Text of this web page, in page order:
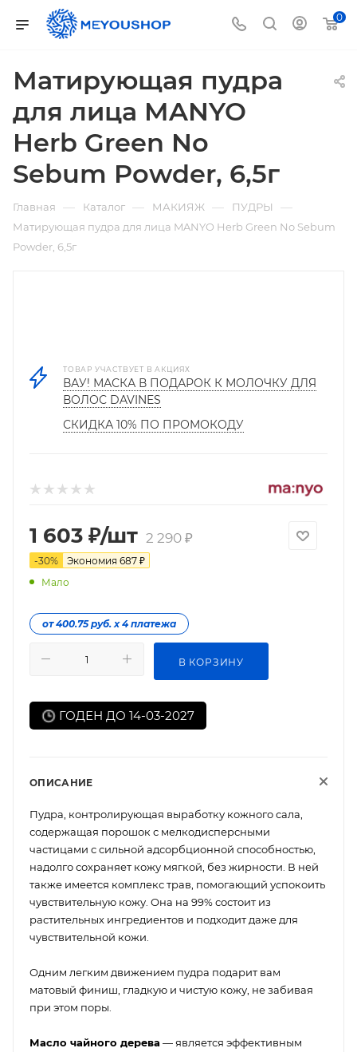
0
Матирующая пудра
для лица MANYO
Herb Green No
Sebum Powder, 6,5г
Главная — Каталог — МАКИЯЖ — ПУДРЫ —
Матирующая пудра для лица MANYO Herb Green No Sebum
Powder, 6,5г
ТОВАР УЧАСТВУЕТ В АКЦИЯХ
ВАУ! МАСКА В ПОДАРОК К МОЛОЧКУ ДЛЯ
ВОЛОС DAVINES
СКИДКА 10% ПО ПРОМОКОДУ
1 603 ₽/шт 2 290₽
-30% Экономия 687 ₽
Мало
от 400.75 руб. х 4 платежа
В КОРЗИНУ
ГОДЕН ДО 14-03-2027
ОПИСАНИЕ
Пудра, контролирующая выработку кожного сала,
содержащая порошок с мелкодисперсными
частицами с сильной адсорбционной способностью,
надолго сохраняет кожу мягкой, без жирности. В ней
также имеется комплекс трав, помогающий успокоить
чувствительную кожу. Она на 99% состоит из
растительных ингредиентов и подходит даже для
чувствительной кожи.
Одним легким движением пудра подарит вам
матовый финиш, гладкую и чистую кожу, не забивая
при этом поры.
Масло чайного дерева — является эффективным